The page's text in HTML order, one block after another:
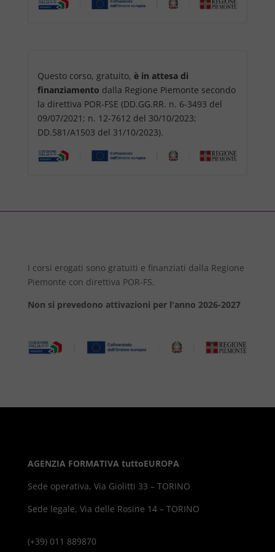
Questo corso, gratuito, è in attesa di
finanziamento dalla Regione Piemonte secondo
la direttiva POR-FSE (DD.GG.RR. n. 6-3493 del
09/07/2021; n. 12-7612 del 30/10/2023;
DD.581/A1503 del 31/10/2023).
I corsi erogati sono gratuiti e finanziati dalla Regione
Piemonte con direttiva POR-FS.
Non si prevedono attivazioni per l'anno 2026-2027
AGENZIA FORMATIVA tuttoEUROPA
Sede operativa, Via Giolitti 33 – TORINO
Sede legale, Via delle Rosine 14 – TORINO
(+39) 011 889870